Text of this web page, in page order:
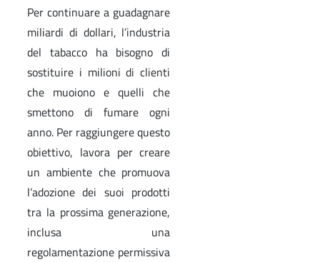
Per continuare a guadagnare
miliardi di dollari, l’industria
del tabacco ha bisogno di
sostituire i milioni di clienti
che muoiono e quelli che
smettono di fumare ogni
anno. Per raggiungere questo
obiettivo, lavora per creare
un ambiente che promuova
l’adozione dei suoi prodotti
tra la prossima generazione,
inclusa una
regolamentazione permissiva